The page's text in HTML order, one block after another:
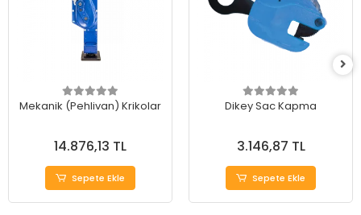
Mekanik (Pehlivan) Krikolar
14.876,13 TL
Sepete Ekle
Dikey Sac Kapma
3.146,87 TL
Sepete Ekle